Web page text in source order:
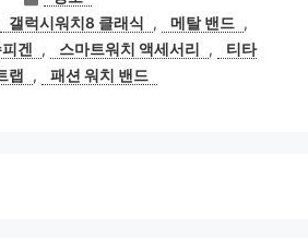
테
고
리
갤럭시워치8 클래식 , 메탈 밴드 ,
겐 , 스마트워치 액세서리 ,
티타
랩
, 패션 워치 밴드